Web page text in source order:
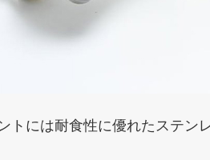
トには耐食性に優れたステン